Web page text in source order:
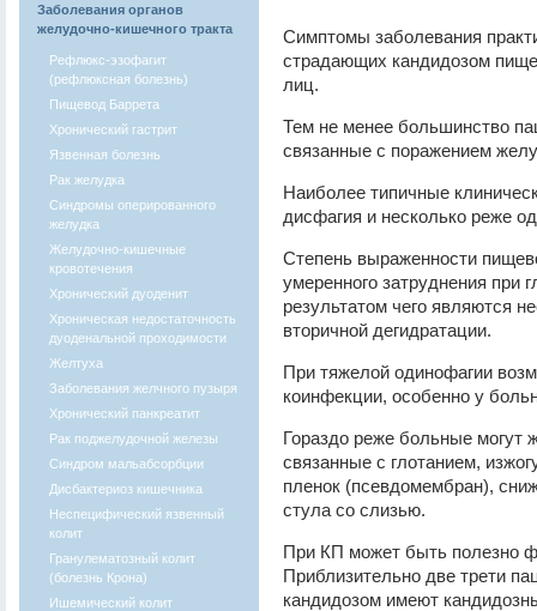
Заболевания органов
желудочно-кишечного тракта
Рефлюкс-эзофагит
(рефлюксная болезнь)
Пищевод Баррета
Хронический гастрит
Язвенная болезнь
Рак желудка
Синдромы оперированного
желудка
Желудочно-кишечные
кровотечения
Хронический дуоденит
Хроническая недостаточность
дуоденальной проходимости
Желтуха
Заболевания желчного пузыря
Хронический панкреатит
Рак поджелудочной железы
Синдром мальабсорбции
Дисбактериоз кишечника
Неспецифический язвенный
колит
Гранулематозный колит
(болезнь Крона)
Ишемический колит
Симптомы заболевания
страдающих кандидозом
лиц.
Тем не менее большинство
связанные с поражением
Наиболее типичные
дисфагия и несколько реже
Степень выраженности
умеренного затруднения при
результатом чего являются
вторичной дегидратации.
При тяжелой одинофагии
коинфекции, особенно у
Гораздо реже больные могут
связанные с глотанием,
пленок (псевдомембран),
стула со слизью.
При КП может быть полезно
Приблизительно две трети
кандидозом имеют